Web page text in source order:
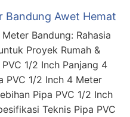
Bandung Awet Hemat
Bandung: Rahasia
Proyek Rumah &
1/2 Inch Panjang 4
PVC 1/2 Inch 4 Meter
Pipa PVC 1/2 Inch
Teknis Pipa PVC